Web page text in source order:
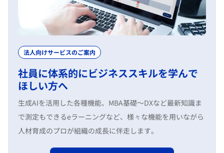
法人向けサービスのご案内
社員に体系的にビジネススキルを学んで
ほしい方へ
生成AIを活用した各種機能、MBA基礎〜DXなど最新知識ま
で測定もできるeラーニングなど、様々な機能を用いながら
人材育成のプロが組織の成長に伴走します。